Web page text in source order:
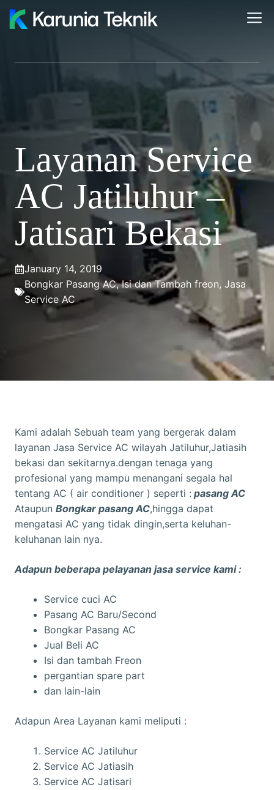
Skip
Layanan Service
AC Jatiluhur –
Jatisari Bekasi
January 14, 2019
Bongkar Pasang AC,Isi dan Tambah freon, Jasa
Service AC
Kami adalah Sebuah team yang bergerak dalam
layanan Jasa Service AC wilayah Jatiluhur,Jatiasih
bekasi dan sekitarnya.dengan tenaga yang
profesional yang mampu menangani segala hal
tentang AC ( air conditioner ) seperti : pasang AC
Ataupun Bongkar pasang AC,hingga dapat
mengatasi AC yang tidak dingin,serta keluhan-
keluhanan lain nya.
Adapun beberapa pelayanan jasa service kami :
Service cuci AC
Pasang AC Baru/Second
Bongkar Pasang AC
Jual Beli AC
Isi dan tambah Freon
pergantian spare part
dan lain-lain
Adapun Area Layanan kami meliputi :
Service AC Jatiluhur
Service AC Jatiasih
Service AC Jatisari